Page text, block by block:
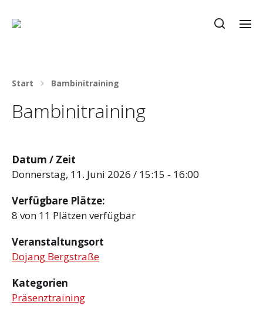
Start Bambinitraining
Bambinitraining
Datum / Zeit
Donnerstag, 11. Juni 2026 / 15:15 - 16:00
Verfügbare Plätze:
8 von 11 Plätzen verfügbar
Veranstaltungsort
Dojang Bergstraße
Kategorien
Präsenztraining